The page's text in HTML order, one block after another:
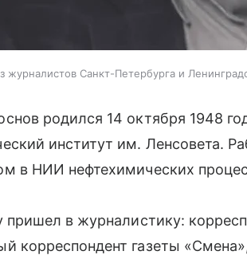
журналистов Санкт-Петербурга и
родился 14 октября 1948
институт им. Ленсовета.
в НИИ нефтехимических
пришел в журналистику:
корреспондент газеты